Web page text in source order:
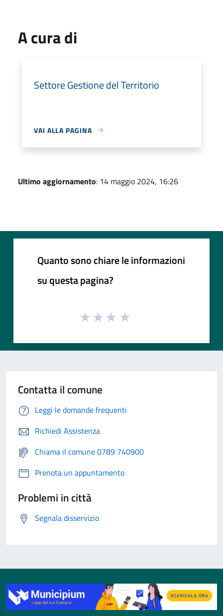
A cura di
Settore Gestione del Territorio
VAI ALLA PAGINA
Ultimo aggiornamento: 14 maggio 2024, 16:26
Quanto sono chiare le informazioni
su questa pagina?
Contatta il comune
Leggi le domande frequenti
Richiedi Assistenza
Chiama il comune 0789 740900
Prenota un appuntamento
Problemi in città
Segnala disservizio